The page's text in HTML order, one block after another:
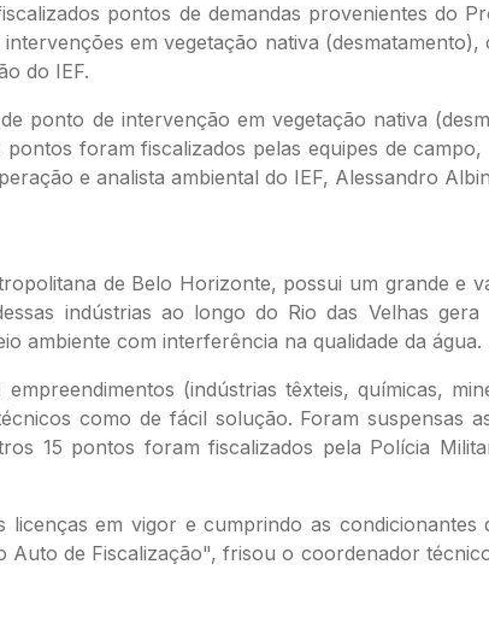
pontos de demandas provenientes do
em vegetação nativa
do IEF.
ponto de intervenção em vegetação nativa
foram fiscalizados pelas equipes de
e analista ambiental do IEF, Alessandro
de Belo Horizonte, possui um grande e
indústrias ao longo do Rio das Velhas
ambiente com interferência na qualidade da água.
(indústrias têxteis, químicas,
como de fácil solução. Foram suspensas
15 pontos foram fiscalizados pela Polícia
em vigor e cumprindo as
de Fiscalização", frisou o coordenador